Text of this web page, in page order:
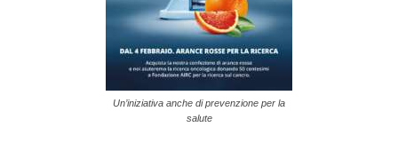
Un’iniziativa anche di prevenzione per la
salute